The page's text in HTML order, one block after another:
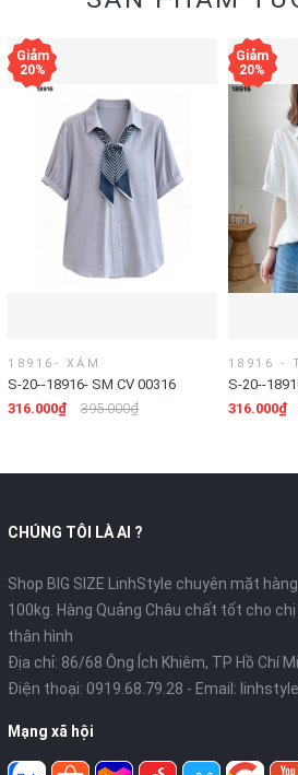
18916- XÁM
S-20--18916- SM CV 00316
316.000₫
395.000₫
18916 -
S-20--
316.000₫
CHÚNG TÔI LÀ AI ?
Shop BIG SIZE LinhStyle chuyên mặt
100kg. Hàng Quảng Châu chất tốt cho
thân hình
Địa chỉ: 86/68 Ông Ích Khiêm, TP Hồ Chí
Điện thoại: 0919.68.79.28 - Email:
Mạng xã hội